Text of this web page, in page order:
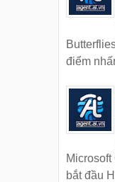
điểm
bắt đầu